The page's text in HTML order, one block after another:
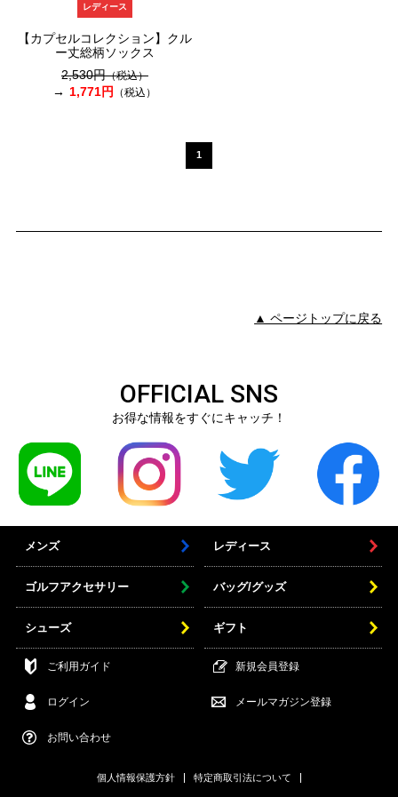
レディース
【カプセルコレクション】クル
ー丈総柄ソックス
2,530円（税込）
1,771円 （税込）
1
▲ ページトップに戻る
OFFICIAL SNS
お得な情報をすぐにキャッチ！
メンズ レディース
ゴルフアクセサリー バッグ/グッズ
シューズ ギフト
ご利用ガイド 新規会員登録
ログイン メールマガジン登録
お問い合わせ
個人情報保護方針 特定商取引法について